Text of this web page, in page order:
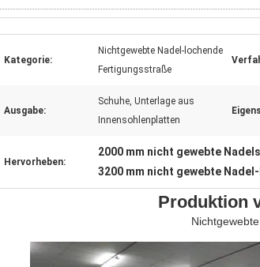
Kategorie:
Nichtgewebte Nadel-lochende
Fertigungsstraße
Ausgabe:
Schuhe, Unterlage aus
Innensohlenplatten
Hervorheben:
2000 mm nicht gewebte
3200 mm nicht gewebte
Produktion